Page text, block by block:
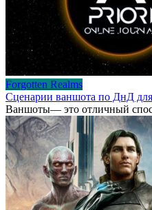
Forgotten Realms
Сценарии ваншота по ДнД
Ваншоты— это отличный